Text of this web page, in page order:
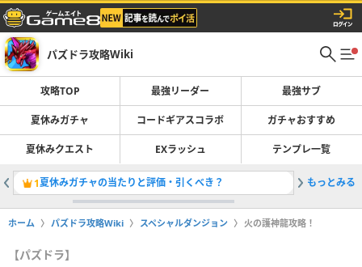
パズドラ攻略Wiki
攻略TOP 最強リーダー 最強サブ
夏休みガチャ コードギアスコラボ ガチャおすすめ
夏休みクエスト EXラッシュ テンプレ一覧
1夏休みガチャの当たりと評価・引くべき？ 2最強リ
もっとみる
ホーム パズドラ攻略Wiki スペシャルダンジョン 火の護神龍攻略！
【パズドラ】